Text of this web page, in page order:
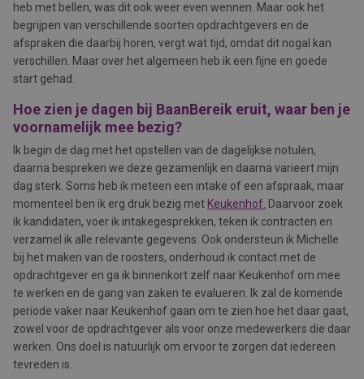
heb met bellen, was dit ook weer even wennen. Maar ook het
begrijpen van verschillende soorten opdrachtgevers en de
afspraken die daarbij horen, vergt wat tijd, omdat dit nogal kan
verschillen. Maar over het algemeen heb ik een fijne en goede
start gehad.
Hoe zien je dagen bij BaanBereik eruit, waar ben je
voornamelijk mee bezig?
Ik begin de dag met het opstellen van de dagelijkse notulen,
daarna bespreken we deze gezamenlijk en daarna varieert mijn
dag sterk. Soms heb ik meteen een intake of een afspraak, maar
momenteel ben ik erg druk bezig met Keukenhof. Daarvoor zoek
ik kandidaten, voer ik intakegesprekken, teken ik contracten en
verzamel ik alle relevante gegevens. Ook ondersteun ik Michelle
bij het maken van de roosters, onderhoud ik contact met de
opdrachtgever en ga ik binnenkort zelf naar Keukenhof om mee
te werken en de gang van zaken te evalueren. Ik zal de komende
periode vaker naar Keukenhof gaan om te zien hoe het daar gaat,
zowel voor de opdrachtgever als voor onze medewerkers die daar
werken. Ons doel is natuurlijk om ervoor te zorgen dat iedereen
tevreden is.